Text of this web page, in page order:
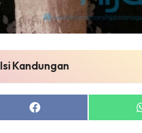
Isi Kandungan
Share
on